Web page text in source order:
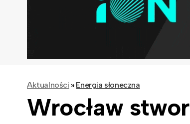
Aktualności » Energia słoneczna
Wrocław